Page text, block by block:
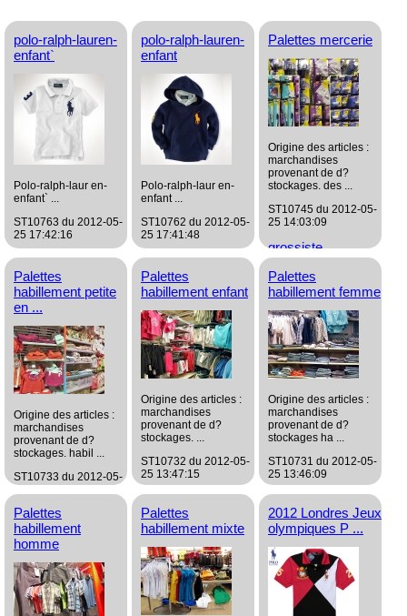
polo-ralph-lauren-
enfant`
Polo-ralph-laur en-
enfant` ...
ST10763 du 2012-05-
25 17:42:16
grossiste
Habillement/Mode
polo-ralph-lauren-
enfant
Polo-ralph-laur en-
enfant ...
ST10762 du 2012-05-
25 17:41:48
grossiste
Habillement/Mode
Palettes mercerie
Origine des articles :
marchandises
provenant de d?
stockages. des ...
ST10745 du 2012-05-
25 14:03:09
grossiste
Habillement/Mode
Palettes
habillement petite
en ...
Origine des articles :
marchandises
provenant de d?
stockages. habil ...
ST10733 du 2012-05-
grossiste
Habillement/Mode
Palettes
habillement enfant
Origine des articles :
marchandises
provenant de d?
stockages. ...
ST10732 du 2012-05-
25 13:47:15
grossiste
Habillement/Mode
Palettes
habillement femme
Origine des articles :
marchandises
provenant de d?
stockages ha ...
ST10731 du 2012-05-
25 13:46:09
grossiste
Habillement/Mode
Palettes
habillement
homme
Palettes
habillement mixte
2012 Londres Jeux
olympiques P ...